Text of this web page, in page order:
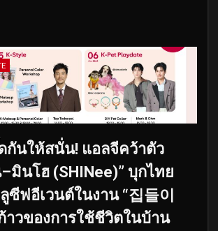
กันให้สนั่น! แอลจีคว้าตัว
มินโฮ (SHINee)” บุกไทย
ซีฟอีเวนต์ในงาน “집들이
าวของการใช้ชีวิตในบ้าน